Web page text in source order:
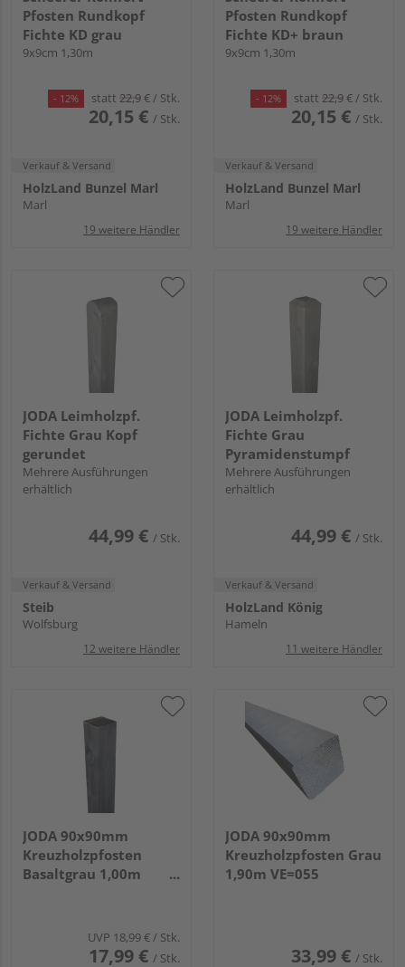
Pfosten Rundkopf
Fichte KD grau
9x9cm 1,30m
- 12% statt 22,9€/ Stk.
20,15 € / Stk.
Verkauf & Versand
HolzLand Bunzel Marl
Marl
19 weitere Händler
Pfosten Rundkopf
Fichte KD+ braun
9x9cm 1,30m
- 12% statt 22,9€/ Stk.
20,15 € / Stk.
Verkauf & Versand
HolzLand Bunzel Marl
Marl
19 weitere Händler
JODA Leimholzpf.
Fichte Grau Kopf
gerundet
Mehrere Ausführungen
erhältlich
44,99 € / Stk.
Verkauf & Versand
Steib
Wolfsburg
12 weitere Händler
JODA Leimholzpf.
Fichte Grau
Pyramidenstumpf
Mehrere Ausführungen
erhältlich
44,99 € / Stk.
Verkauf & Versand
HolzLand König
Hameln
11 weitere Händler
JODA 90x90mm
Kreuzholzpfosten
Basaltgrau 1,00m
UVP 18,99 € / Stk.
17,99 € / Stk.
JODA 90x90mm
Kreuzholzpfosten Grau
1,90m VE=055
33,99 € / Stk.